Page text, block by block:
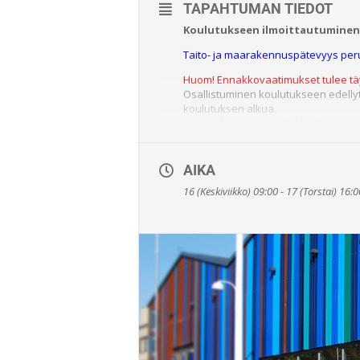
TAPAHTUMAN TIEDOT
Koulutukseen ilmoittautuminen
Taito- ja maarakennuspätevyys
Huom! Ennakkovaatimukset tulee
Osallistuminen koulutukseen
koulutuksen alkua.
-Tehtävään soveltuva teknisen
-Vähintään kahden vuoden
-Ratatyöturvallisuuspätevyys
Lisää tarvittavat todistukset ja
→ Liitteet tarkastetaan ja
Mikäli vaatimuksia ei ole
Koulutuksessa vahvistetaan
siltojen ja muiden
AIKA
16 (Keskiviikko) 09:00 - 17 (Torstai)